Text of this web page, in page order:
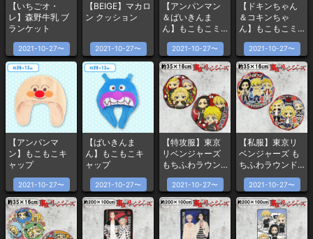
【いちごオ・
レ】森野牛乳 ブ
ランケット
2021-10-27〜
【BEIGE】マカロ
ン クッション
2021-10-27〜
【アンパンマン
＆ばいきんま
ん】もこもこミ
トン
2021-10-27〜
【ドキンちゃん
＆コキンちゃ
ん】もこもこミ
トン
2021-10-27〜
【アンパンマ
ン】もこもこキ
ャップ
2021-10-27〜
【ばいきんま
ん】もこもこキ
ャップ
2021-10-27〜
【特攻服】東京
リベンジャーズ
もちふわラウン
ドクッション
2021-10-27〜
【私服】東京リ
ベンジャーズ も
ちふわラウンド
クッション
2021-10-27〜